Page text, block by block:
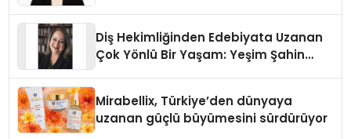
Diş Hekimliğinden Edebiyata Uzanan
Çok Yönlü Bir Yaşam: Yeşim Şahin
Mirabellix, Türkiye’den dünyaya
uzanan güçlü büyümesini sürdürüyor